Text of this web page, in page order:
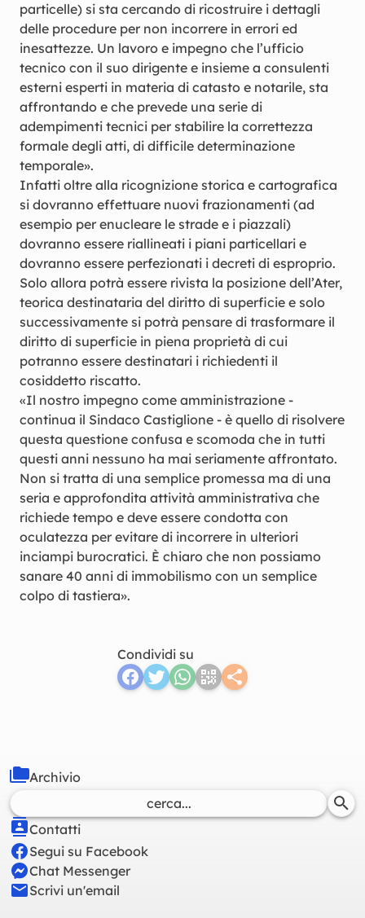
particelle) si sta cercando di ricostruire i dettagli
delle procedure per non incorrere in errori ed
inesattezze. Un lavoro e impegno che l’ufficio
tecnico con il suo dirigente e insieme a consulenti
esterni esperti in materia di catasto e notarile, sta
affrontando e che prevede una serie di
adempimenti tecnici per stabilire la correttezza
formale degli atti, di difficile determinazione
temporale».
Infatti oltre alla ricognizione storica e cartografica
si dovranno effettuare nuovi frazionamenti (ad
esempio per enucleare le strade e i piazzali)
dovranno essere riallineati i piani particellari e
dovranno essere perfezionati i decreti di esproprio.
Solo allora potrà essere rivista la posizione dell’Ater,
teorica destinataria del diritto di superficie e solo
successivamente si potrà pensare di trasformare il
diritto di superficie in piena proprietà di cui
potranno essere destinatari i richiedenti il
cosiddetto riscatto.
«Il nostro impegno come amministrazione -
continua il Sindaco Castiglione - è quello di risolvere
questa questione confusa e scomoda che in tutti
questi anni nessuno ha mai seriamente affrontato.
Non si tratta di una semplice promessa ma di una
seria e approfondita attività amministrativa che
richiede tempo e deve essere condotta con
oculatezza per evitare di incorrere in ulteriori
inciampi burocratici. È chiaro che non possiamo
sanare 40 anni di immobilismo con un semplice
colpo di tastiera».
Condividi su
Contatti
Segui su Facebook
Chat Messenger
Scrivi un'email
Archivio